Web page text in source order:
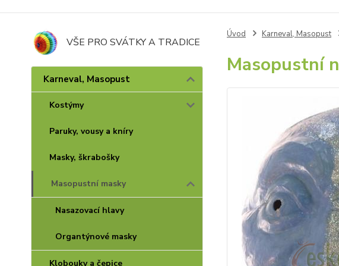
VŠE PRO SVÁTKY A TRADICE
Karneval, Masopust
Kostýmy
Paruky, vousy a kníry
Masky, škrabošky
Masopustní masky
Nasazovací hlavy
Organtýnové masky
Klobouky a čepice
Úvod Karneval, Masopust
Masopustní